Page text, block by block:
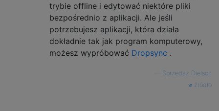
trybie offline i edytować niektóre pliki
bezpośrednio z aplikacji. Ale jeśli
potrzebujesz aplikacji, która działa
dokładnie tak jak program komputerowy,
możesz wypróbować Dropsync .
Sprzedaż Dielson
źródło